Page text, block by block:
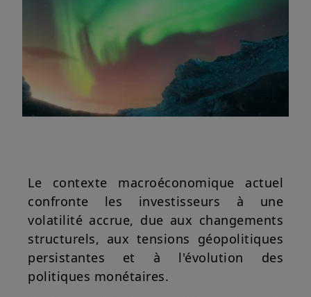
Le contexte macroéconomique actuel
confronte les investisseurs à une
volatilité accrue, due aux changements
structurels, aux tensions géopolitiques
persistantes et à l'évolution des
politiques monétaires.